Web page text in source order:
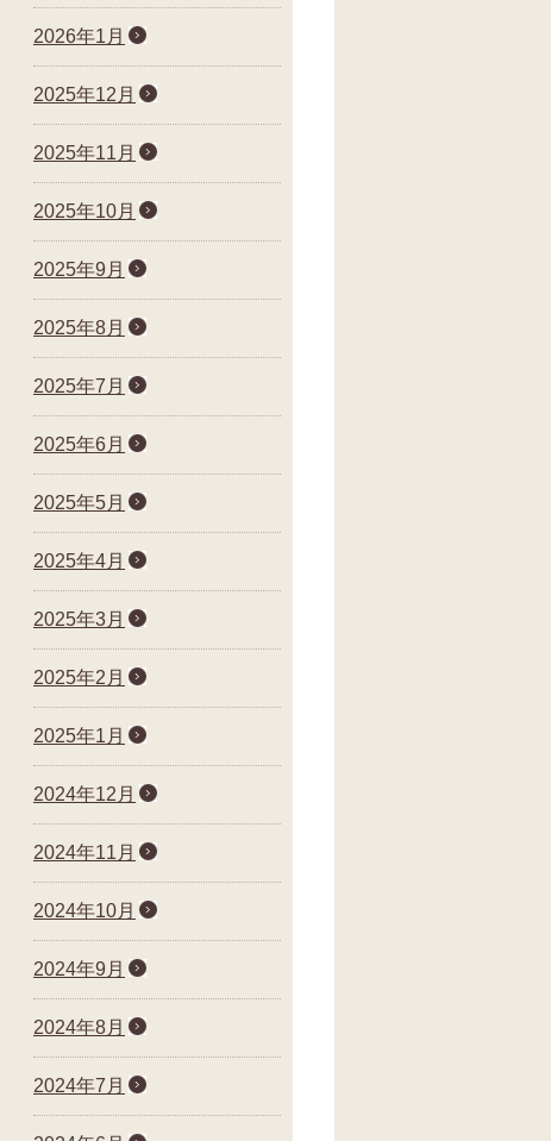
2026年1月
2025年12月
2025年11月
2025年10月
2025年9月
2025年8月
2025年7月
2025年6月
2025年5月
2025年4月
2025年3月
2025年2月
2025年1月
2024年12月
2024年11月
2024年10月
2024年9月
2024年8月
2024年7月